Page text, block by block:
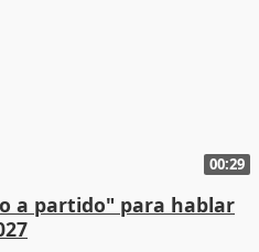
00:29
a partido" para hablar